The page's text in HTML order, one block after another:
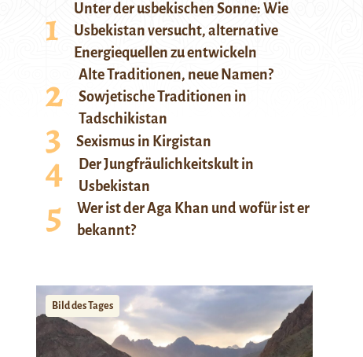
Unter der usbekischen Sonne: Wie
Usbekistan versucht, alternative
Energiequellen zu entwickeln
Alte Traditionen, neue Namen?
Sowjetische Traditionen in
Tadschikistan
Sexismus in Kirgistan
Der Jungfräulichkeitskult in
Usbekistan
Wer ist der Aga Khan und wofür ist er
bekannt?
Bild des Tages